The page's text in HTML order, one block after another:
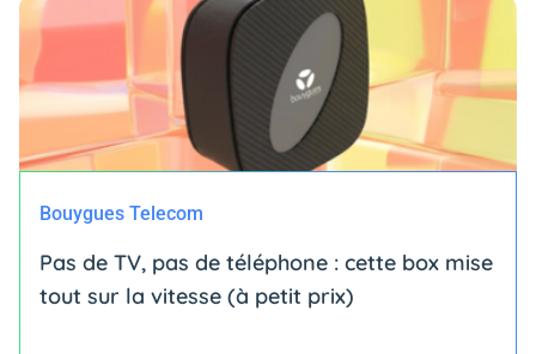
Bouygues Telecom
Pas de TV, pas de téléphone : cette box mise
tout sur la vitesse (à petit prix)